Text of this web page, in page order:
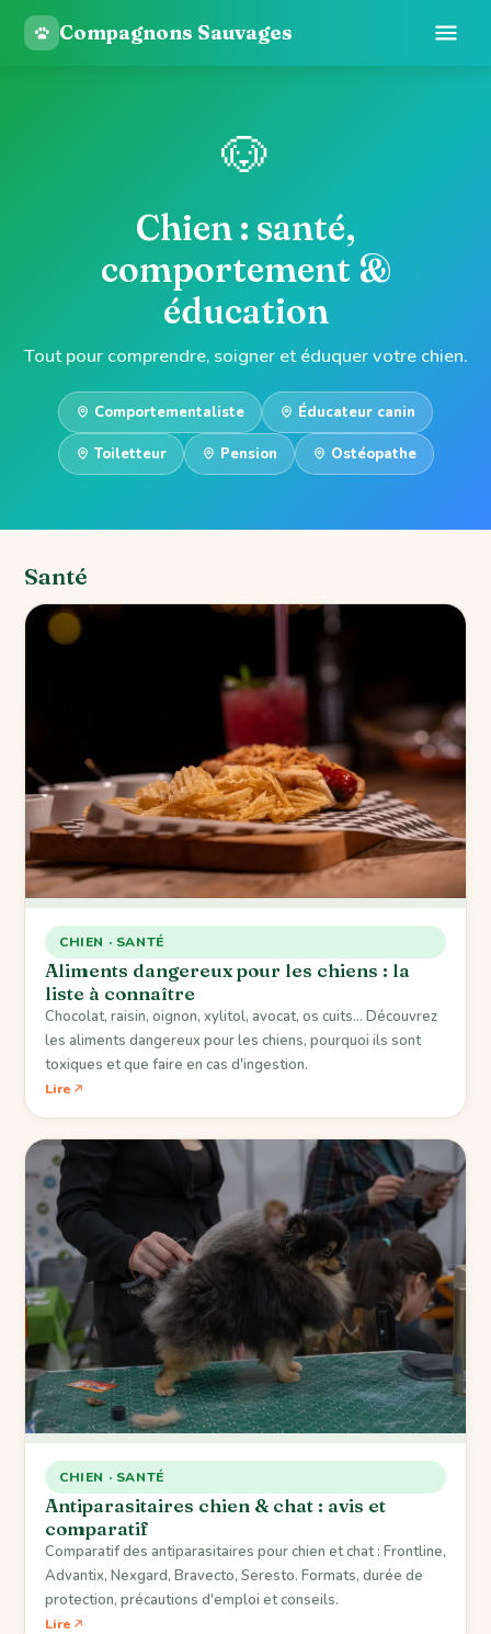
Compagnons Sauvages
🐶
Chien : santé,
comportement &
éducation
Tout pour comprendre, soigner et éduquer votre chien.
Comportementaliste Éducateur canin
Toiletteur Pension Ostéopathe
Santé
CHIEN · SANTÉ
Aliments dangereux pour les chiens : la
liste à connaître
Chocolat, raisin, oignon, xylitol, avocat, os cuits... Découvrez
les aliments dangereux pour les chiens, pourquoi ils sont
toxiques et que faire en cas d'ingestion.
Lire
CHIEN · SANTÉ
Antiparasitaires chien & chat : avis et
comparatif
Comparatif des antiparasitaires pour chien et chat : Frontline,
Advantix, Nexgard, Bravecto, Seresto. Formats, durée de
protection, précautions d'emploi et conseils.
Lire